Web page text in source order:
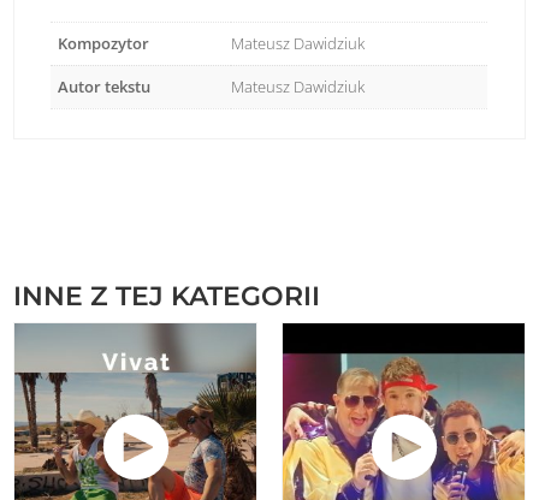
Kompozytor
Mateusz Dawidziuk
Autor tekstu
Mateusz Dawidziuk
INNE Z TEJ KATEGORII